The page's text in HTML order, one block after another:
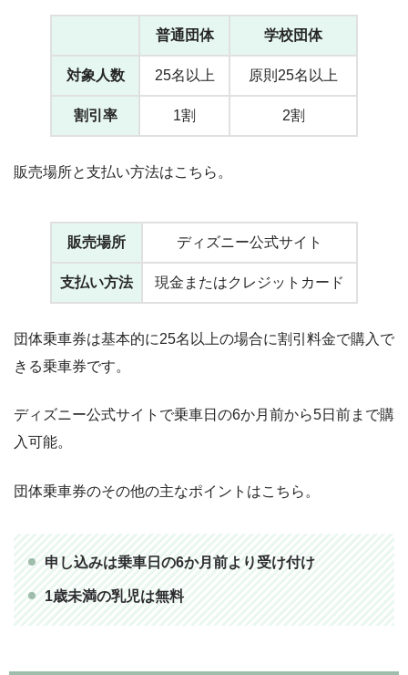
普通団体 学校団体
対象人数 25名以上 原則25名以上
割引率 1割 2割
販売場所と支払い方法はこちら。
販売場所 ディズニー公式サイト
支払い方法 現金またはクレジットカード
団体乗車券は基本的に25名以上の場合に割引料金で購入で
きる乗車券です。
ディズニー公式サイトで乗車日の6か月前から5日前まで購
入可能。
団体乗車券のその他の主なポイントはこちら。
申し込みは乗車日の6か月前より受け付け
1歳未満の乳児は無料